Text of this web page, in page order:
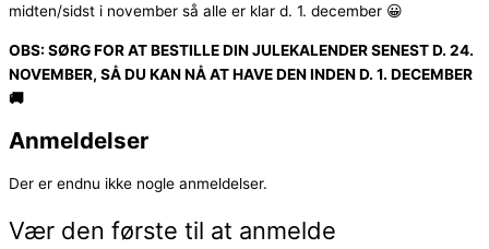
midten/sidst i november så alle er klar d. 1. december 😀
OBS: SØRG FOR AT BESTILLE DIN JULEKALENDER SENEST D. 24.
NOVEMBER, SÅ DU KAN NÅ AT HAVE DEN INDEN D. 1. DECEMBER
🚚
Anmeldelser
Der er endnu ikke nogle anmeldelser.
Vær den første til at anmelde